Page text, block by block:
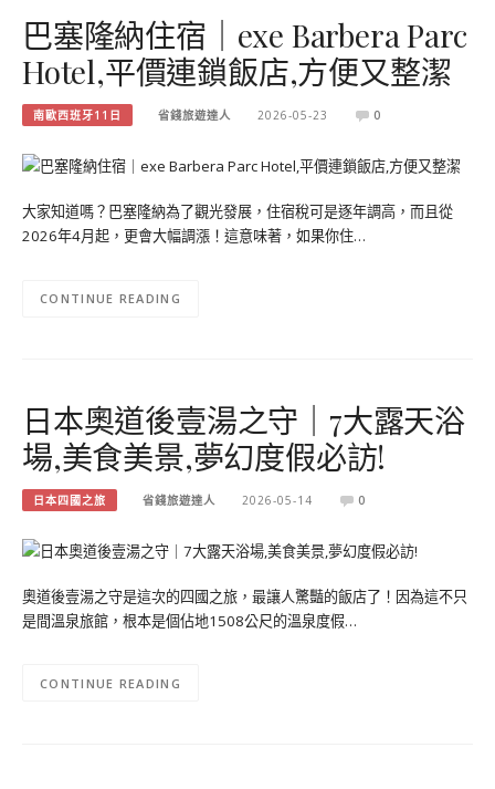
巴塞隆納住宿｜exe Barbera Parc
Hotel,平價連鎖飯店,方便又整潔
南歐西班牙11日 省錢旅遊達人 2026-05-23 0
大家知道嗎？巴塞隆納為了觀光發展，住宿稅可是逐年調高，而且從
2026年4月起，更會大幅調漲！這意味著，如果你住…
CONTINUE READING
日本奧道後壹湯之守｜7大露天浴
場,美食美景,夢幻度假必訪!
日本四國之旅 省錢旅遊達人 2026-05-14 0
奧道後壹湯之守是這次的四國之旅，最讓人驚豔的飯店了！因為這不只
是間溫泉旅館，根本是個佔地1508公尺的溫泉度假…
CONTINUE READING